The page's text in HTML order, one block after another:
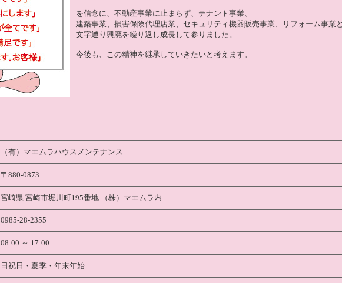
を信念に、不動産事業に止まらず、テナント事業、
建築事業、損害保険代理店業、セキュリティ機器販売事業、リフォーム事業
文字通り興廃を繰り返し成長して参りました。
今後も、この精神を継承していきたいと考えます。
（有）マエムラハウスメンテナンス
〒880-0873
宮崎県 宮崎市堀川町195番地 （株）マエムラ内
0985-28-2355
08:00 ～ 17:00
日祝日・夏季・年末年始